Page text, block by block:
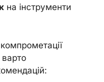
на інструменти